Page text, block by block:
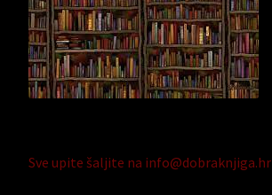
Sve upite šaljite na info@dobraknjiga.hr